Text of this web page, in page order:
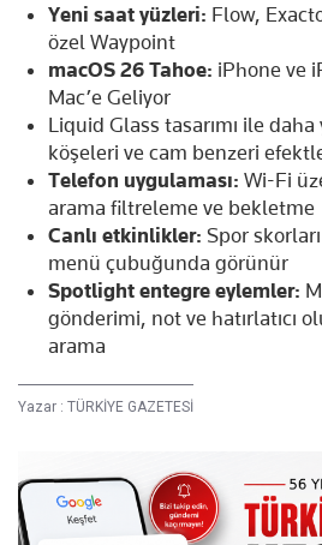
Yeni saat yüzleri: Flow,
özel Waypoint
macOS 26 Tahoe: iPhone ve
Mac’e Geliyor
Liquid Glass tasarımı ile
köşeleri ve cam benzeri
Telefon uygulaması: Wi-Fi
arama filtreleme ve bekletme
Canlı etkinlikler: Spor
menü çubuğunda görünür
Spotlight entegre eylemler:
gönderimi, not ve hatırlatıcı
arama
Yazar : TÜRKİYE GAZETESİ